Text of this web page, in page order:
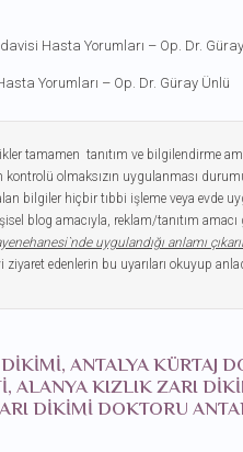
Hasta Yorumları – Op. Dr.
Yorumları – Op. Dr. Güray Ünlü
tamamen tanıtım ve bilgilendirme
olmaksızın uygulanması
bilgiler hiçbir tıbbi işleme veya evde
blog amacıyla, reklam/tanıtım
uygulandığı anlamı
ziyaret edenlerin bu uyarıları okuyup
ANTALYA KÜRTAJ
ALANYA KIZLIK ZARI
DIKIMI DOKTORU